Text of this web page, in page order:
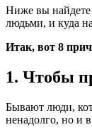
Ниже вы найдете
людьми, и куда
Итак, вот 8
1. Чтобы
Бывают люди,
ненадолго, но и